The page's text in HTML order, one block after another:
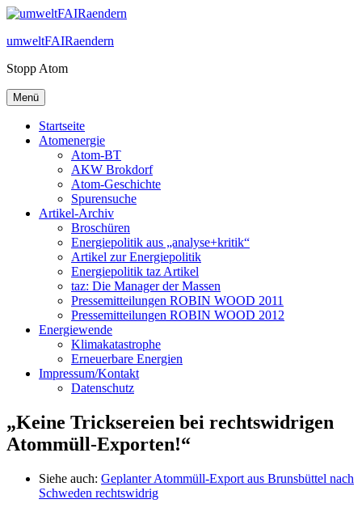
Zum
springen
umweltFAIRaendern
Stopp Atom
Menü
Startseite
Atomenergie
Atom-BT
AKW Brokdorf
Atom-Geschichte
Spurensuche
Artikel-Archiv
Broschüren
Energiepolitik aus „analyse+kritik“
Artikel zur Energiepolitik
Energiepolitik taz Artikel
taz: Die Manager der Massen
Pressemitteilungen ROBIN WOOD 2011
Pressemitteilungen ROBIN WOOD 2012
Energiewende
Klimakatastrophe
Erneuerbare Energien
Impressum/Kontakt
Datenschutz
„Keine Tricksereien bei rechtswidrigen
Atommüll-Exporten!“
„Ich
Siehe auch: Geplanter Atommüll-Export aus Brunsbüttel nach
Schweden rechtswidrig